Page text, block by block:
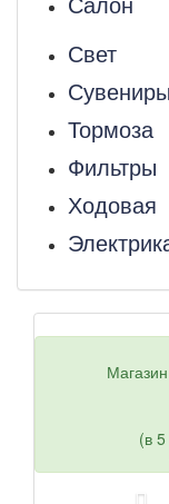
Свет
Тормоза
Фильтры
Ходовая
(в